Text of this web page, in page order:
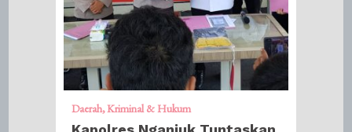
Daerah Kriminal & Hukum